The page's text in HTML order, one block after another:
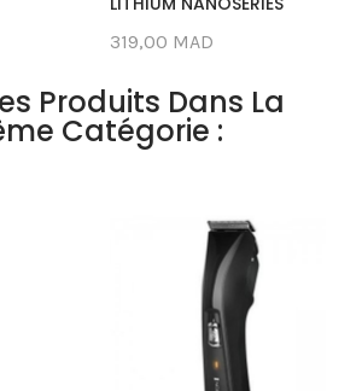
319,00 MAD
Produits Dans La
Catégorie :